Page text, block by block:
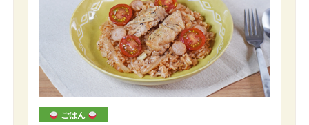
ごはん